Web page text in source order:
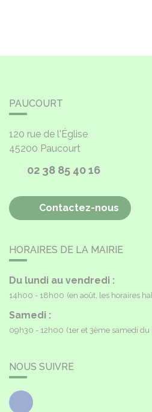
PAUCOURT
120 rue de l'Église
45200 Paucourt
02 38 85 40 16
Contactez-nous
HORAIRES DE LA MAIRIE
Du lundi au vendredi :
14h00 - 18h00 (en août, les horaires
Samedi :
09h30 - 12h00 (1er et 3ème samedi
NOUS SUIVRE
Facebook